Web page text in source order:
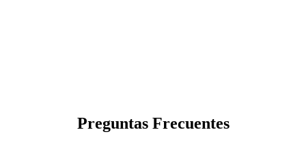
Preguntas Frecuentes